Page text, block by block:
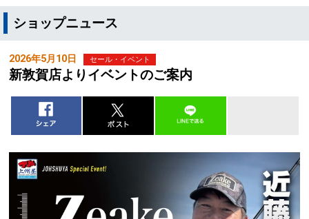
ショップニュース
2026年5月10日 セール・イベント
新敦賀店よりイベントのご案内